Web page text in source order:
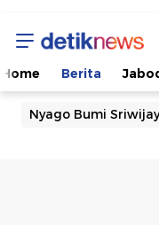
Home Berita
Nyago Bumi